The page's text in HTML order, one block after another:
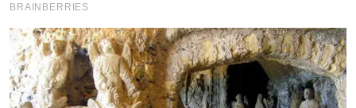
BRAINBERRIES